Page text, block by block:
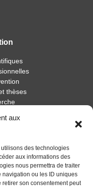
aux
des technologies
aux informations des
nous permettra de traiter
navigation ou les ID uniques
son consentement peut
thèses